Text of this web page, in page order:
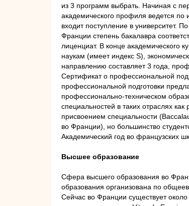
из 3 программ выбрать. Начиная с
академического профиля ведется по
входит поступление в университет.
Франции степень бакалавра
лиценциат. В конце академического
наукам (имеет индекс S),
направлению составляет 3 года,
Сертификат о профессиональной
профессиональной подготовки
профессионально-техническом
специальностей в таких отраслях
присвоением специальности
во Франции), но большинство
Академический год во французских
Высшее образование
Сфера высшего образования во
образования организована по
Сейчас во Франции существует около